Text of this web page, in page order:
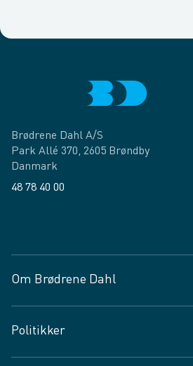
Brødrene Dahl A/S
Park Allé 370, 2605 Brøndby
Danmark
48 78 40 00
Om Brødrene Dahl
Vagttelefon 30 10 89 89
Spørgsmål og svar
Politikker